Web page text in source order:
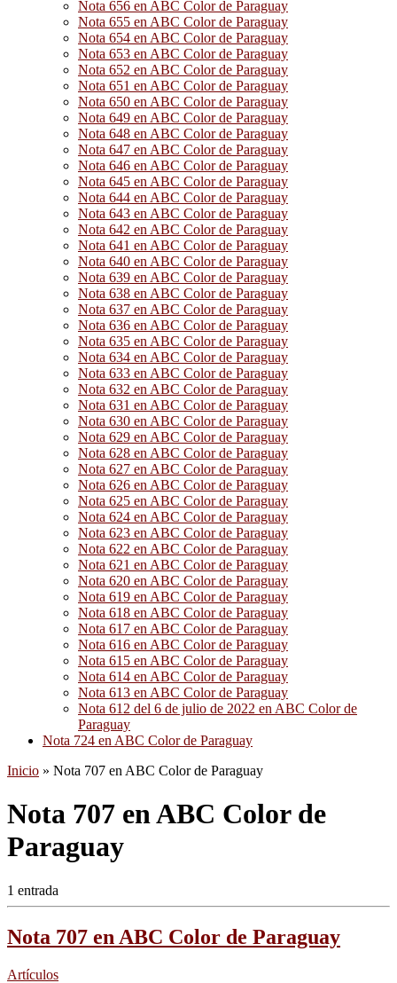
Nota 656 en ABC Color de Paraguay
Nota 655 en ABC Color de Paraguay
Nota 654 en ABC Color de Paraguay
Nota 653 en ABC Color de Paraguay
Nota 652 en ABC Color de Paraguay
Nota 651 en ABC Color de Paraguay
Nota 650 en ABC Color de Paraguay
Nota 649 en ABC Color de Paraguay
Nota 648 en ABC Color de Paraguay
Nota 647 en ABC Color de Paraguay
Nota 646 en ABC Color de Paraguay
Nota 645 en ABC Color de Paraguay
Nota 644 en ABC Color de Paraguay
Nota 643 en ABC Color de Paraguay
Nota 642 en ABC Color de Paraguay
Nota 641 en ABC Color de Paraguay
Nota 640 en ABC Color de Paraguay
Nota 639 en ABC Color de Paraguay
Nota 638 en ABC Color de Paraguay
Nota 637 en ABC Color de Paraguay
Nota 636 en ABC Color de Paraguay
Nota 635 en ABC Color de Paraguay
Nota 634 en ABC Color de Paraguay
Nota 633 en ABC Color de Paraguay
Nota 632 en ABC Color de Paraguay
Nota 631 en ABC Color de Paraguay
Nota 630 en ABC Color de Paraguay
Nota 629 en ABC Color de Paraguay
Nota 628 en ABC Color de Paraguay
Nota 627 en ABC Color de Paraguay
Nota 626 en ABC Color de Paraguay
Nota 625 en ABC Color de Paraguay
Nota 624 en ABC Color de Paraguay
Nota 623 en ABC Color de Paraguay
Nota 622 en ABC Color de Paraguay
Nota 621 en ABC Color de Paraguay
Nota 620 en ABC Color de Paraguay
Nota 619 en ABC Color de Paraguay
Nota 618 en ABC Color de Paraguay
Nota 617 en ABC Color de Paraguay
Nota 616 en ABC Color de Paraguay
Nota 615 en ABC Color de Paraguay
Nota 614 en ABC Color de Paraguay
Nota 613 en ABC Color de Paraguay
Nota 612 del 6 de julio de 2022 en ABC Color de
Paraguay
Nota 724 en ABC Color de Paraguay
Inicio » Nota 707 en ABC Color de Paraguay
Nota 707 en ABC Color de
Paraguay
1 entrada
Nota 707 en ABC Color de Paraguay
Artículos